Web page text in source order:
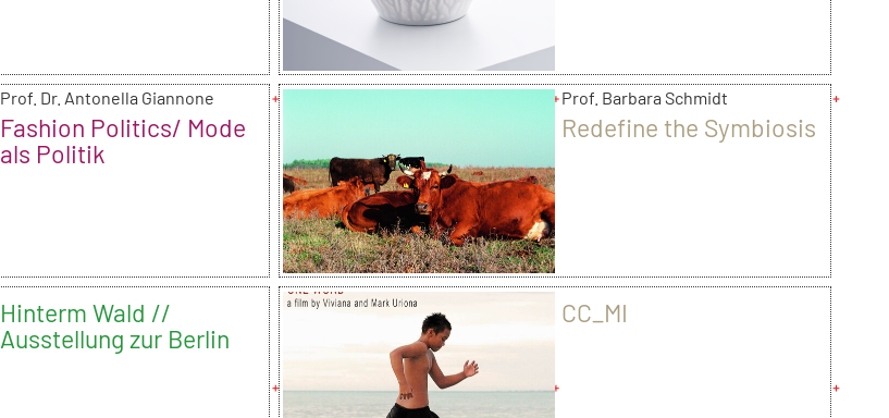
Prof. Dr. Antonella Giannone
Fashion Politics/ Mode
als Politik
Hinterm Wald //
Ausstellung zur Berlin
Art Week 2019
Prof. Barbara Schmidt
Redefine the Symbiosis
CC_MI